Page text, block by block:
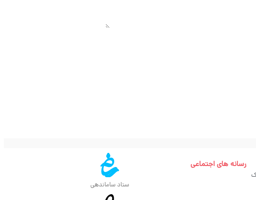
رسانه های اجتماعی
ستاد ساماندهی